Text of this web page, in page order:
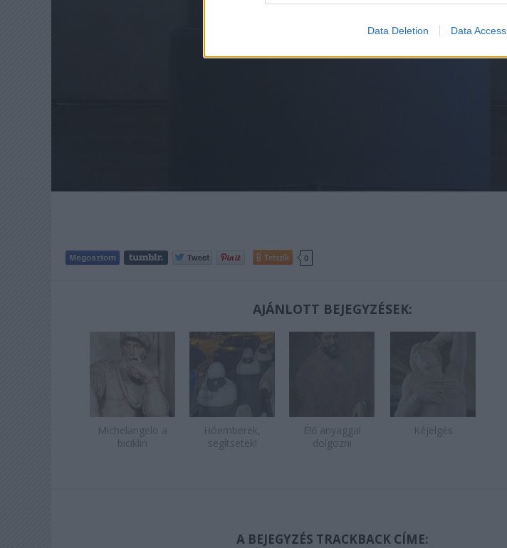
Data Deletion Data Access
Tetszik 0
AJÁNLOTT BEJEGYZÉSEK:
Michelangelo a
biciklin
Hóemberek,
segítsetek!
Élő anyaggal
dolgozni
Kéjelgés
A BEJEGYZÉS TRACKBACK CÍME: